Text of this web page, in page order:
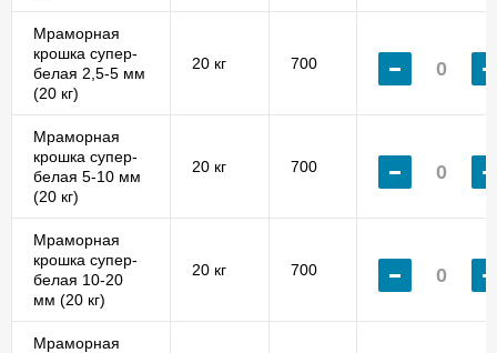
Мраморная
крошка супер-
белая 2,5-5 мм
(20 кг)
20 кг 700
Мраморная
крошка супер-
белая 5-10 мм
(20 кг)
20 кг 700
Мраморная
крошка супер-
белая 10-20
мм (20 кг)
20 кг 700
Мраморная